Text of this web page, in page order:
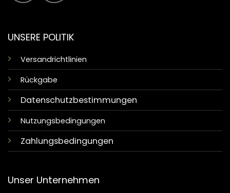
UNSERE POLITIK
Versandrichtlinien
Rückgabe
Datenschutzbestimmungen
Nutzungsbedingungen
Zahlungsbedingungen
Unser Unternehmen